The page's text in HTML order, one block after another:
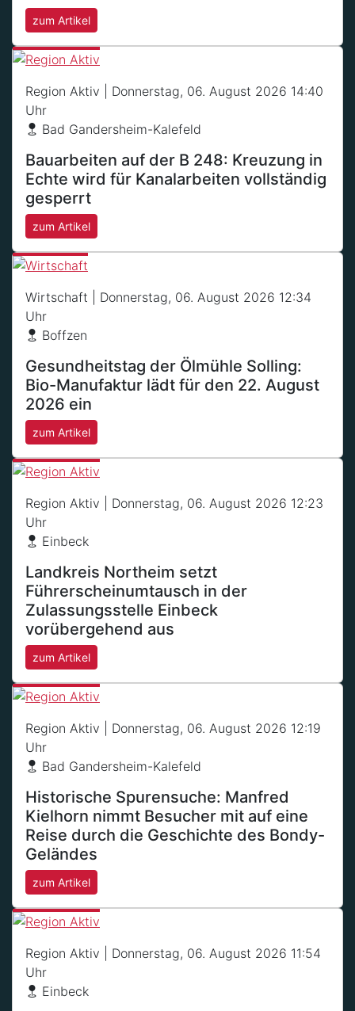
zum Artikel
Region Aktiv
| Donnerstag, 06. August 2026 14:40
Uhr
Bad Gandersheim-Kalefeld
Bauarbeiten auf der B 248: Kreuzung in
Echte wird für Kanalarbeiten vollständig
gesperrt
zum Artikel
Wirtschaft
| Donnerstag, 06. August 2026 12:34
Uhr
Boffzen
Gesundheitstag der Ölmühle Solling:
Bio-Manufaktur lädt für den 22. August
2026 ein
zum Artikel
Region Aktiv
| Donnerstag, 06. August 2026 12:23
Uhr
Einbeck
Landkreis Northeim setzt
Führerscheinumtausch in der
Zulassungsstelle Einbeck
vorübergehend aus
zum Artikel
Region Aktiv
| Donnerstag, 06. August 2026 12:19
Uhr
Bad Gandersheim-Kalefeld
Historische Spurensuche: Manfred
Kielhorn nimmt Besucher mit auf eine
Reise durch die Geschichte des Bondy-
Geländes
zum Artikel
Region Aktiv
| Donnerstag, 06. August 2026 11:54
Uhr
Einbeck